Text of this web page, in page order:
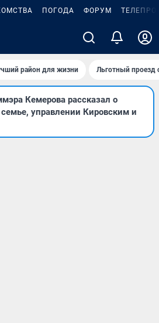
ПОГОДА ФОРУМ
район для жизни Льготный проезд
Кемерова рассказал о
управлении Кировским и